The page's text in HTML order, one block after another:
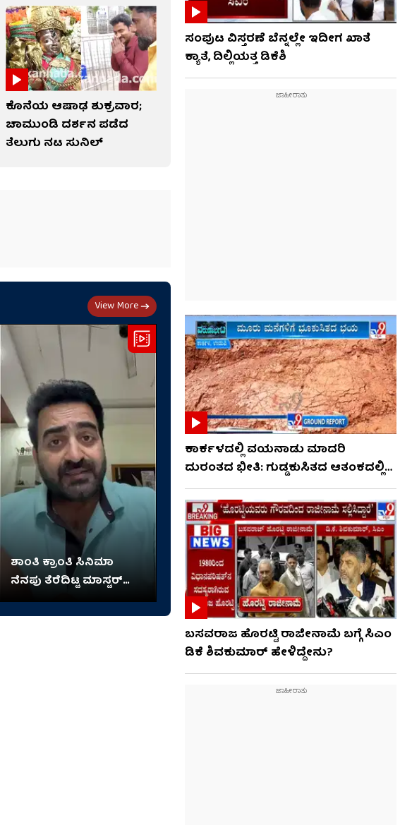
ಕೊನೆಯ ಆಷಾಢ ಶುಕ್ರವಾರ;
ಚಾಮುಂಡಿ ದರ್ಶನ ಪಡೆದ
ತೆಲುಗು ನಟ ಸುನಿಲ್
View More
ಶಾಂತಿ ಕ್ರಾಂತಿ ಸಿನಿಮಾ
ನೆನಪು ತೆರೆದಿಟ್ಟ ಮಾಸ್ಟರ್
ಆನಂದ್
ಸಂಪುಟ ವಿಸ್ತರಣೆ ಬೆನ್ನಲ್ಲೇ ಇದೀಗ ಖಾತೆ
ಕ್ಯಾತೆ, ದಿಲ್ಲಿಯತ್ತ ಡಿಕೆಶಿ
ಕಾರ್ಕಳದಲ್ಲಿ ವಯನಾಡು ಮಾದರಿ
ದುರಂತದ ಭೀತಿ: ಗುಡ್ಡಕುಸಿತದ ಆತಂಕದಲ್ಲಿ
ಜನರು
ಬಸವರಾಜ ಹೊರಟ್ಟಿ ರಾಜೀನಾಮೆ ಬಗ್ಗೆ ಸಿಎಂ
ಡಿಕೆ ಶಿವಕುಮಾರ್ ಹೇಳಿದ್ದೇನು?